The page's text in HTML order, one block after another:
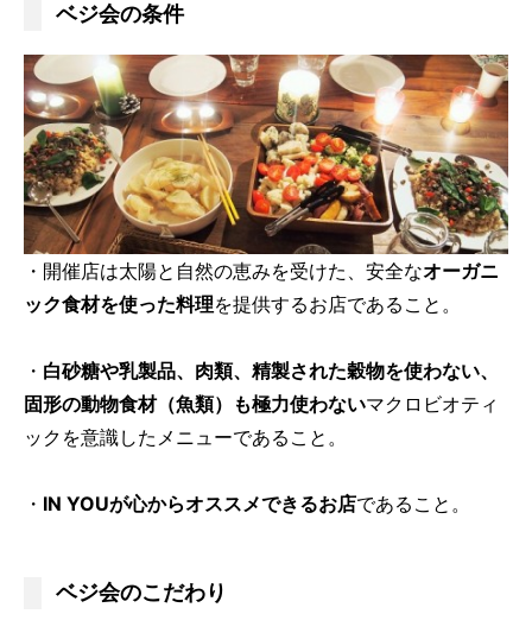
ベジ会の条件
・開催店は太陽と自然の恵みを受けた、安全なオーガニ
ック食材を使った料理を提供するお店であること。
・ 白砂糖や乳製品、肉類、精製された穀物を使わない、
固形の動物食材（魚類）も極力使わないマクロビオティ
ックを意識したメニューであること。
・ IN YOUが心からオススメできるお店であること。
ベジ会のこだわり